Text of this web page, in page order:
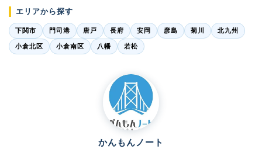
エリアから探す
下関市 門司港 唐戸 長府 安岡 彦島 菊川 北九州
小倉北区 小倉南区 八幡 若松
かんもんノート